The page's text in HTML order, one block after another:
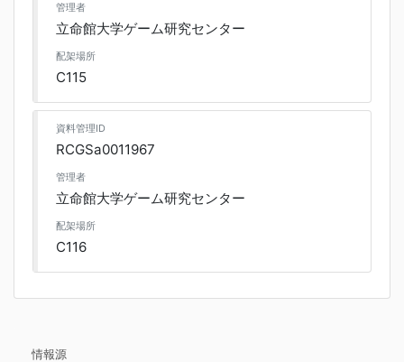
管理者
立命館大学ゲーム研究センター
配架場所
C115
資料管理ID
RCGSa0011967
管理者
立命館大学ゲーム研究センター
配架場所
C116
情報源